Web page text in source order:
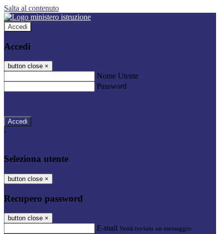
Salta al contenuto
Accedi
Accedi
button close ×
Nome Utente
Password
-
Seleziona utente
button close ×
Recupero password
button close ×
E-mail Verrà inviato un messaggio